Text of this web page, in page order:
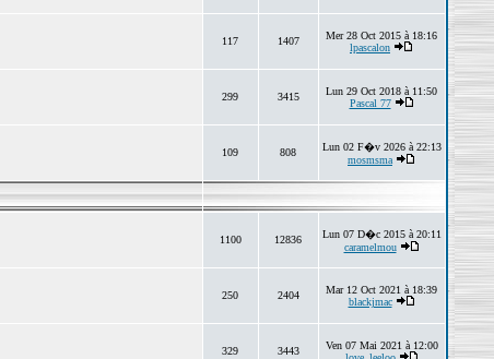
117 1407
Mer 28 Oct 2015 à 18:16
lpascalon
299 3415
Lun 29 Oct 2018 à 11:50
Pascal 77
109 808
Lun 02 F�v 2026 à 22:13
mosmsma
1100 12836
Lun 07 D�c 2015 à 20:11
caramelmou
250 2404
Mar 12 Oct 2021 à 18:39
blackjmac
329 3443
Ven 07 Mai 2021 à 12:00